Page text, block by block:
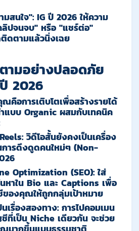
มสนใจ": IG ปี 2026 ให้ความ
ปจนจบ" หรือ "แชร์ต่อ"
ดตามแล้วนิ่งเฉย
ามอย่างปลอดภัย
2026
คือการเติบโตเพื่อสร้างรายได้
แบบ Organic ผสมกับเทคนิค
วิดีโอสั้นยังคงเป็นเครื่อง
ารดึงดูดคนใหม่ๆ (Non-
Optimization (SEO):ใส่
หาใน Bio และ Captions เพื่อ
ของคุณให้ถูกกลุ่มเป้าหมาย
เรื่องสองทาง: การไปคอมเมน
ที่เป็น Niche เดียวกัน จะช่วย